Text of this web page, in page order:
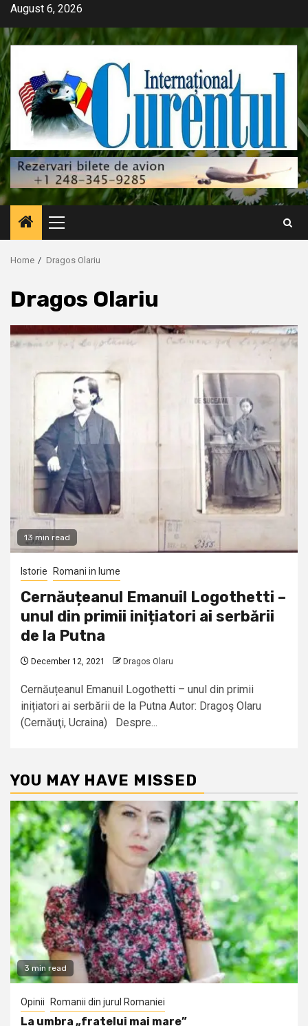
Skip
content
August 6, 2026
Primary
Menu
Home Dragos Olariu
Dragos Olariu
13 min read
Istorie Romani in lume
Cernăuțeanul Emanuil Logothetti –
unul din primii inițiatori ai serbării
de la Putna
December 12, 2021 Dragos Olaru
Cernăuțeanul Emanuil Logothetti – unul din primii
inițiatori ai serbării de la Putna Autor: Dragoş Olaru
(Cernăuţi, Ucraina) Despre...
YOU MAY HAVE MISSED
3 min read
Opinii Romanii din jurul Romaniei
La umbra „fratelui mai mare”